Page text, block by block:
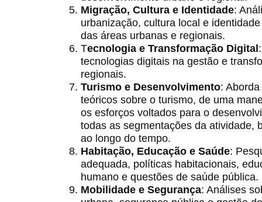
Migração, Cultura e Identidade:
urbanização, cultura local e
das áreas urbanas e regionais.
Tecnologia e Transformação Digital
tecnologias digitais na gestão e
regionais.
Turismo e Desenvolvimento:
teóricos sobre o turismo, de uma
os esforços voltados para o
todas as segmentações da atividade,
ao longo do tempo.
Habitação, Educação e Saúde:
adequada, políticas habitacionais,
humano e questões de saúde pública.
Mobilidade e Segurança: Análises